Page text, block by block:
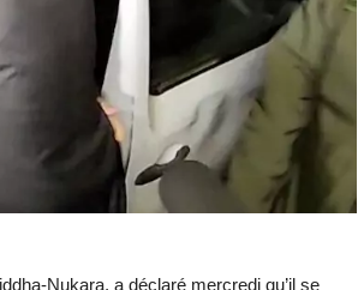
Nukara, a déclaré mercredi qu’il se